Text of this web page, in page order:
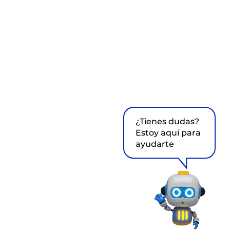
¿Tienes dudas?
Estoy aquí para
ayudarte